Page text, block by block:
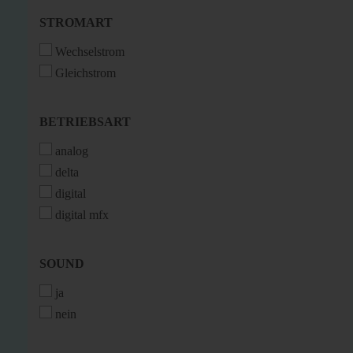
STROMART
STROMART
Wechselstrom
Gleichstrom
BETRIEBSART
BETRIEBSART
analog
delta
digital
digital mfx
SOUND
SOUND
ja
nein